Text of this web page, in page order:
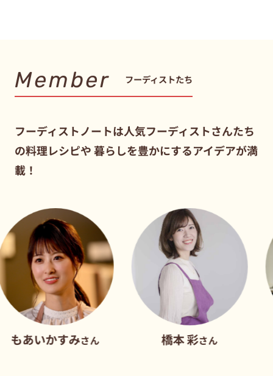
Member フーディストたち
フーディストノートは人気フーディストさんたち
の料理レシピや暮らしを豊かにするアイデアが満
載！
みさん さん